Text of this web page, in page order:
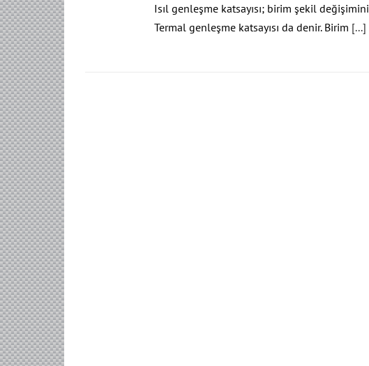
Isıl genleşme katsayısı; birim şekil
Termal genleşme katsayısı da denir. Birim [...]